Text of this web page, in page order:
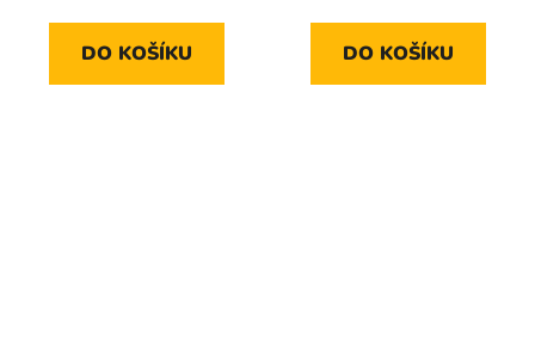
5,0
z
DO KOŠÍKU
5,0
z
DO KOŠÍKU